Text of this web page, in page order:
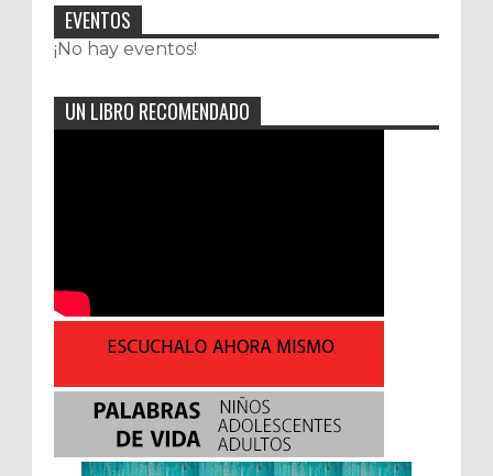
EVENTOS
¡No hay eventos!
UN LIBRO RECOMENDADO